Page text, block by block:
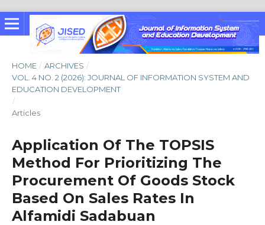
HOME / ARCHIVES /
VOL. 4 NO. 2 (2026): JOURNAL OF INFORMATION SYSTEM AND
EDUCATION DEVELOPMENT
/
Articles
Application Of The TOPSIS
Method For Prioritizing The
Procurement Of Goods Stock
Based On Sales Rates In
Alfamidi Sadabuan